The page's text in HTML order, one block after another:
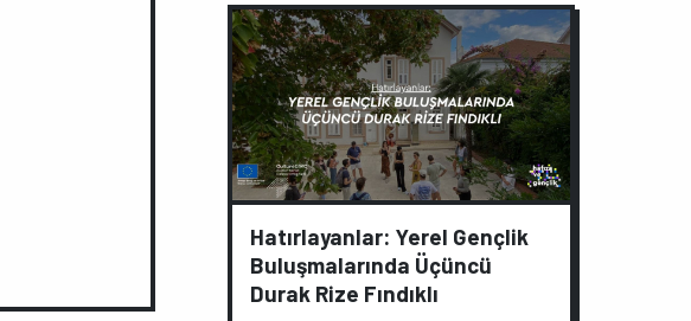
Hatırlayanlar: Yerel Gençlik
Buluşmalarında Üçüncü
Durak Rize Fındıklı